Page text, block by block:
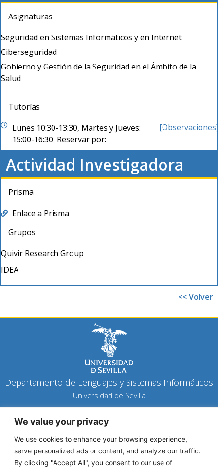
We value your privacy
We use cookies to enhance your browsing experience,
serve personalized ads or content, and analyze our traffic.
By clicking "Accept All", you consent to our use of
Asignaturas
Seguridad en Sistemas Informáticos y en Internet
Ciberseguridad
Gobierno y Gestión de la Seguridad en el Ámbito de la
Salud
Tutorías
Lunes 10:30-13:30, Martes y Jueves:
15:00-16:30, Reservar por:
[Observaciones]
Actividad Investigadora
Prisma
Enlace a Prisma
Grupos
Quivir Research Group
IDEA
<< Volver
Departamento de Lenguajes y Sistemas Informáticos
Universidad de Sevilla
Política de cookies Aviso legal
Copyright 2026 © Todos los derechos reservados